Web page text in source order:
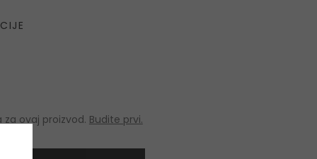
ovaj proizvod. Budite prvi.